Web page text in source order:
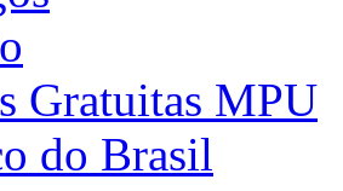
Gratuitas MPU
do Brasil